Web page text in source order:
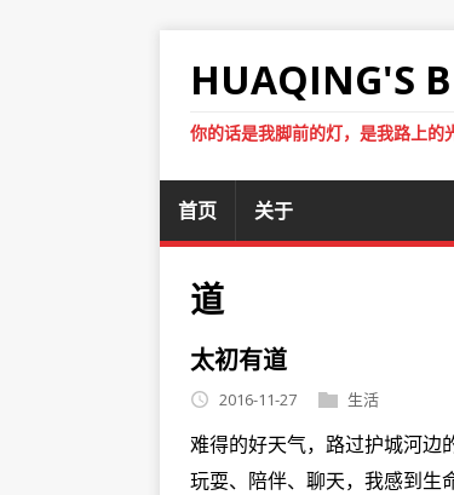
HUAQING'S
你的话是我脚前的灯，是我路上的
首页 关于
道
太初有道
2016-11-27 生活
难得的好天气，路过护城河边
玩耍、陪伴、聊天，我感到生